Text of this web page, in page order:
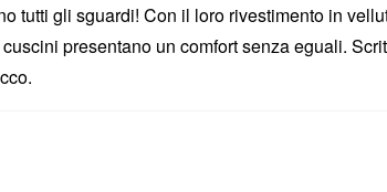
tutti gli sguardi! Con il loro rivestimento in
presentano un comfort senza eguali.